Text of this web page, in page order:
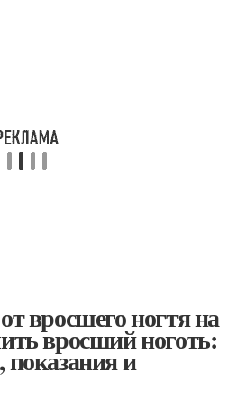
вросшего ногтя на
вросший ноготь:
и